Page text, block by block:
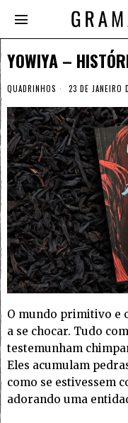
YOWIYA –
QUADRINHOS 23 DE JANEIRO
O mundo primitivo e
a se chocar. Tudo
testemunham
Eles acumulam
como se estivessem
adorando uma